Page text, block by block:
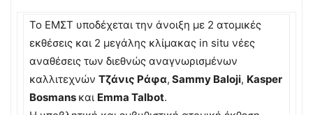
To EΜΣΤ υποδέχεται την άνοιξη με 2 ατομικές
εκθέσεις και 2 μεγάλης κλίμακας in situ νέες
αναθέσεις των διεθνώς αναγνωρισμένων
καλλιτεχνών Τζάνις Ράφα, Sammy Baloji, Kasper
Bosmans και Emma Talbot.